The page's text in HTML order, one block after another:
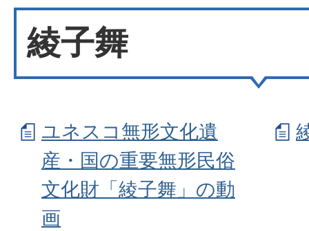
綾子舞
ユネスコ無形文化遺
産・国の重要無形民俗
文化財「綾子舞」の動
画